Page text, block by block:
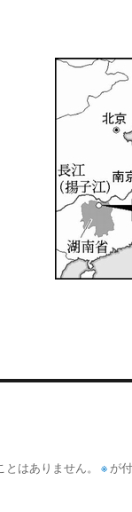
はありません。 ※ が